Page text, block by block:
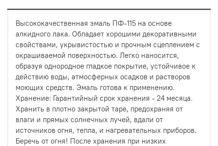
Высококачественная эмаль ПФ-115 на основе
алкидного лака. Обладает хорошими декоративными
свойствами, укрывистостью и прочным сцеплением с
окрашиваемой поверхностью. Легко наносится,
образуя однородное гладкое покрытие, устойчивое к
действию воды, атмосферных осадков и растворов
моющих средств. Эмаль готова к применению.
Хранение: Гарантийный срок хранения - 24 месяца.
Хранить в плотно закрытой таре, предохраняя от
влаги и прямых солнечных лучей, вдали от
источников огня, тепла, и нагревательных приборов.
Беречь от огня! После хранения при низких